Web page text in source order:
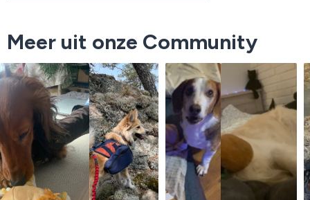
Meer uit onze Community